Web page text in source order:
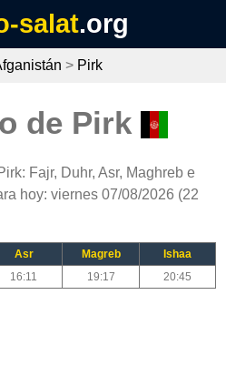
salat.org
> Pirk
de Pirk
Fajr, Duhr, Asr, Maghreb e
hoy: viernes 07/08/2026 (22
Asr Magreb
Ishaa
16:11 19:17 20:45